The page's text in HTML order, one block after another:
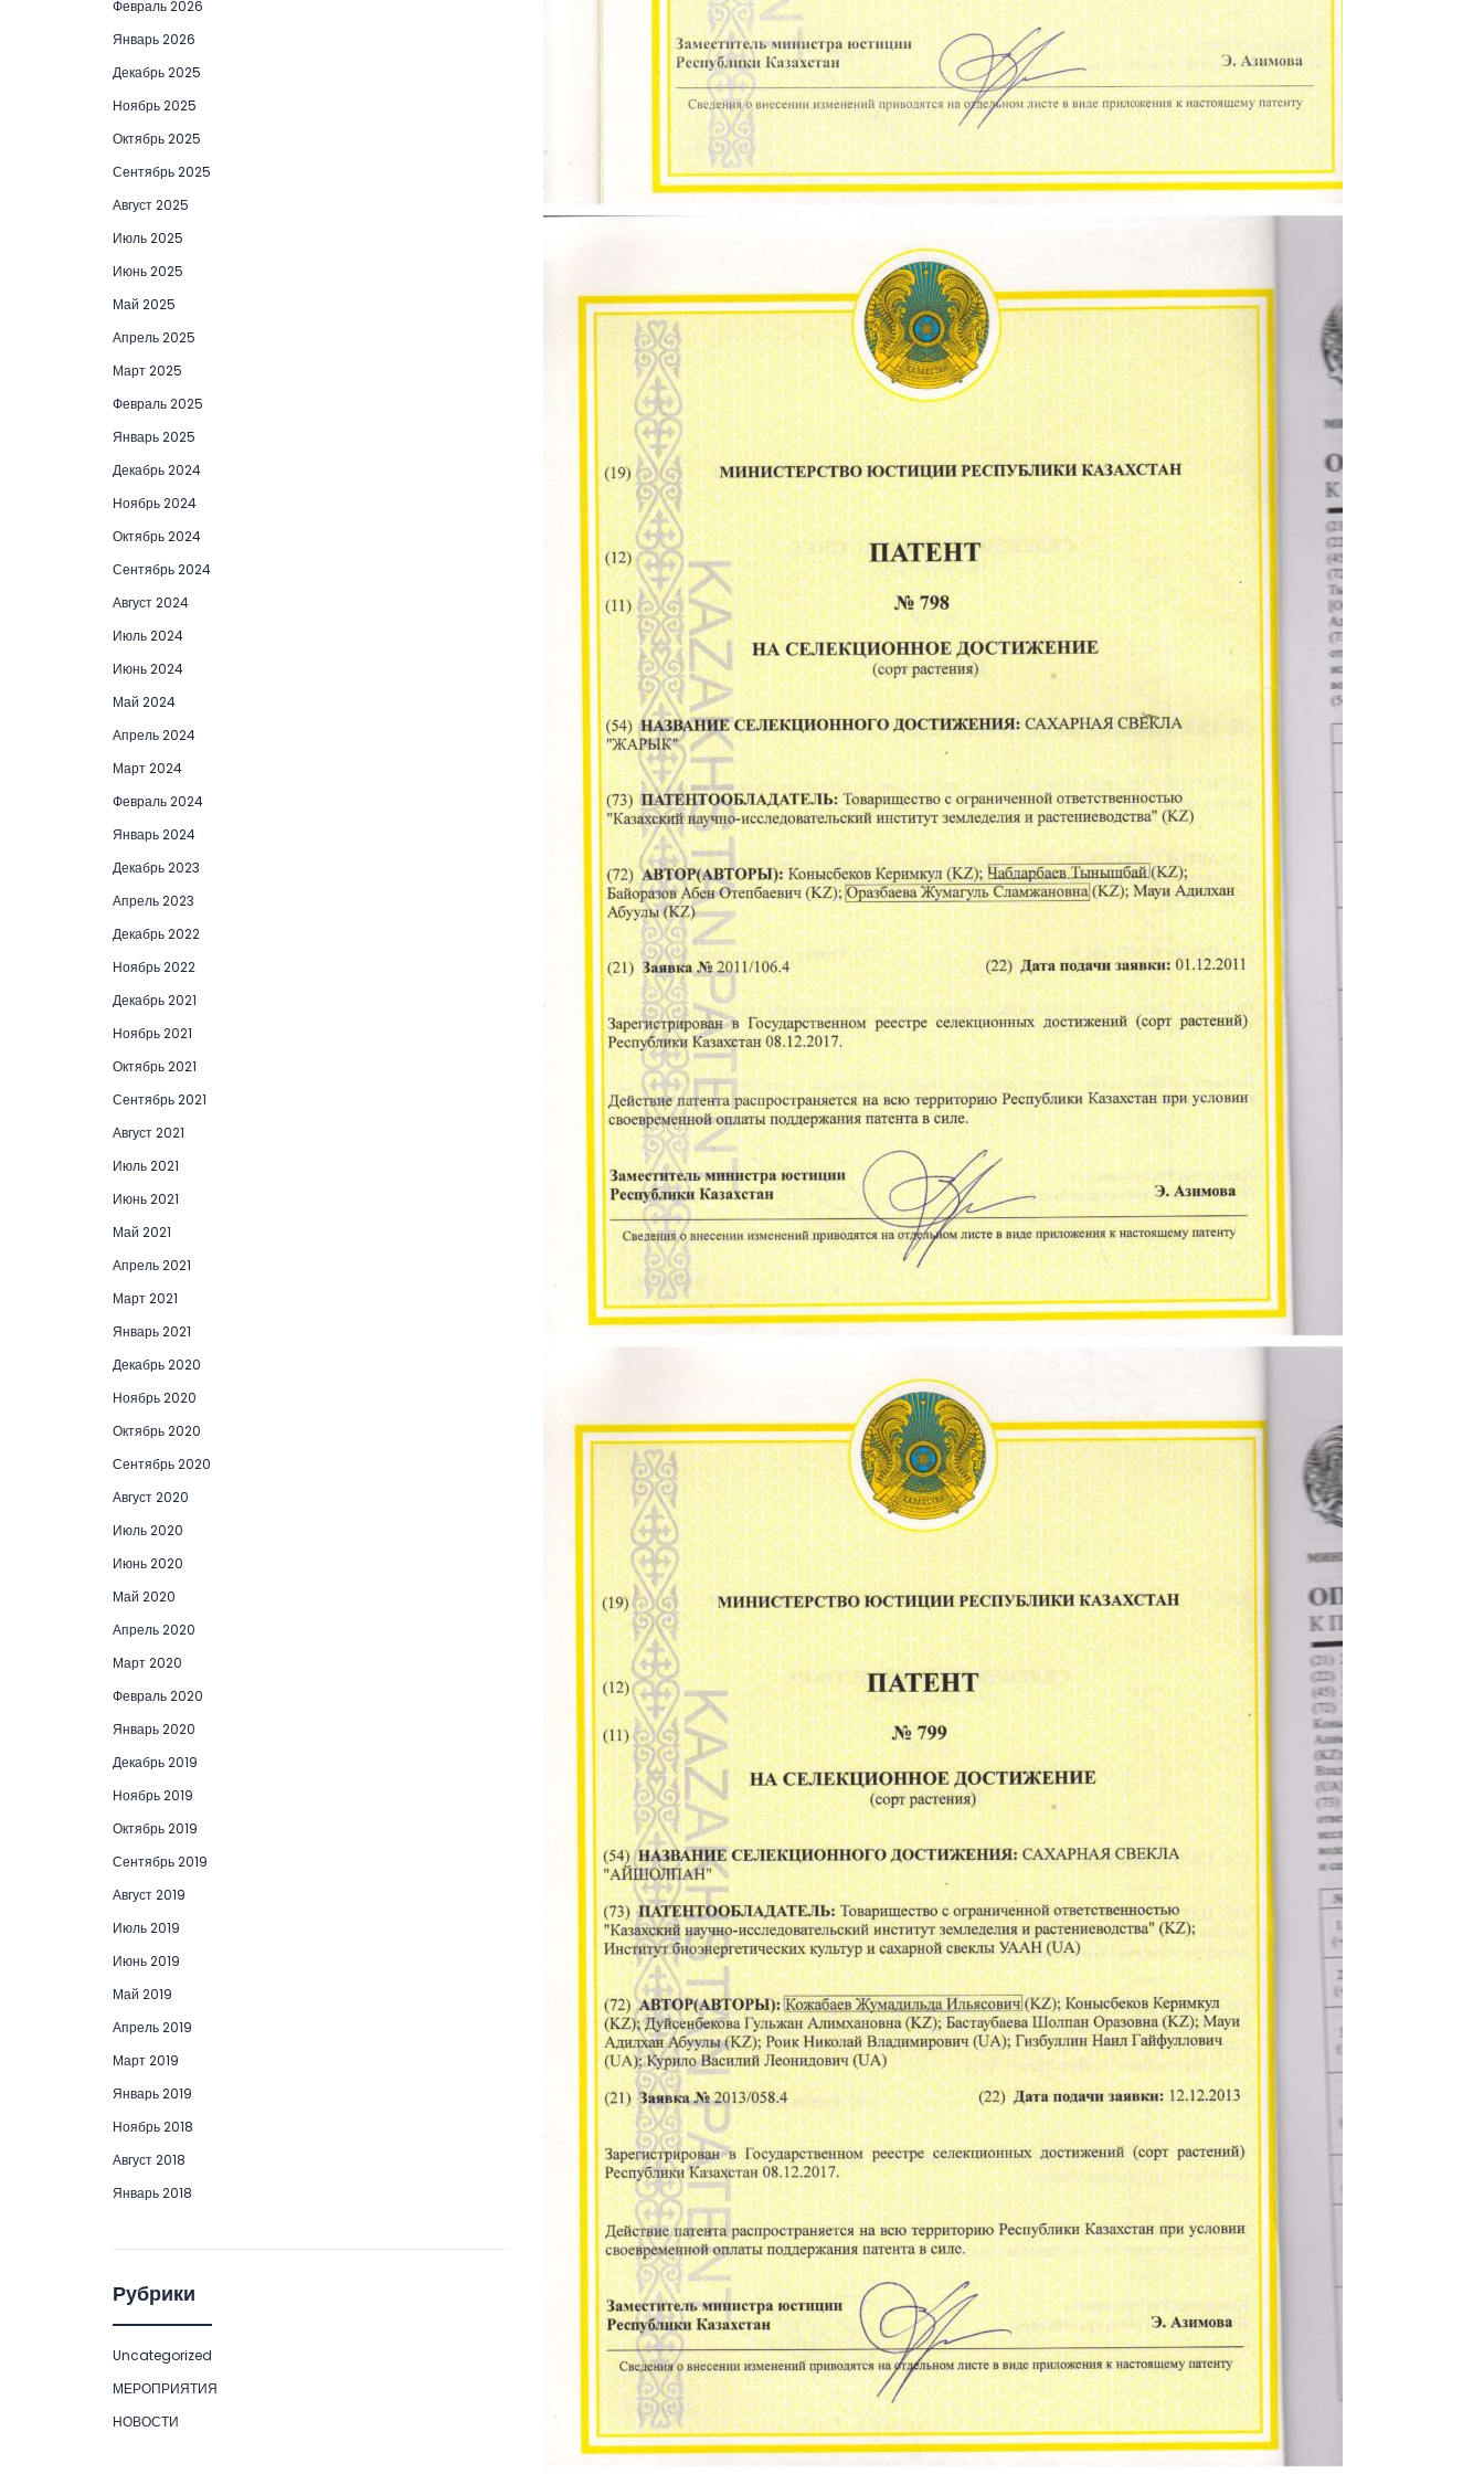
Февраль 2026
Январь 2026
Декабрь 2025
Ноябрь 2025
Октябрь 2025
Сентябрь 2025
Август 2025
Июль 2025
Июнь 2025
Май 2025
Апрель 2025
Март 2025
Февраль 2025
Январь 2025
Декабрь 2024
Ноябрь 2024
Октябрь 2024
Сентябрь 2024
Август 2024
Июль 2024
Июнь 2024
Май 2024
Апрель 2024
Март 2024
Февраль 2024
Январь 2024
Декабрь 2023
Апрель 2023
Декабрь 2022
Ноябрь 2022
Декабрь 2021
Ноябрь 2021
Октябрь 2021
Сентябрь 2021
Август 2021
Июль 2021
Июнь 2021
Май 2021
Апрель 2021
Март 2021
Январь 2021
Декабрь 2020
Ноябрь 2020
Октябрь 2020
Сентябрь 2020
Август 2020
Июль 2020
Июнь 2020
Май 2020
Апрель 2020
Март 2020
Февраль 2020
Январь 2020
Декабрь 2019
Ноябрь 2019
Октябрь 2019
Сентябрь 2019
Август 2019
Июль 2019
Июнь 2019
Май 2019
Апрель 2019
Март 2019
Январь 2019
Ноябрь 2018
Август 2018
Январь 2018
Рубрики
Uncategorized
МЕРОПРИЯТИЯ
НОВОСТИ